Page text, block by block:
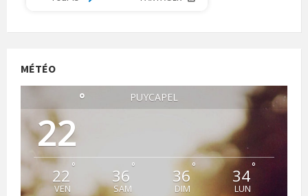
MÉTÉO
PUYCAPEL
22
°
22 °
VEN
36 °
SAM
36°
DIM
34°
LUN